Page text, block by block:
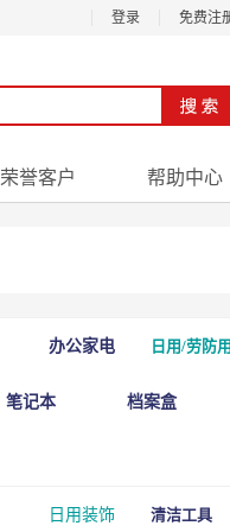
登录 免费注
荣誉客户 帮助中心
办公家电 日用/劳防
日用装饰 清洁工具
笔记本 档案盒